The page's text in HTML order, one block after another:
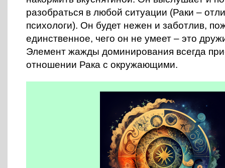
разобраться в любой ситуации (Раки –
психологи). Он будет нежен и заботлив,
единственное, чего он не умеет – это
Элемент жажды доминирования всегда
отношении Рака с окружающими.